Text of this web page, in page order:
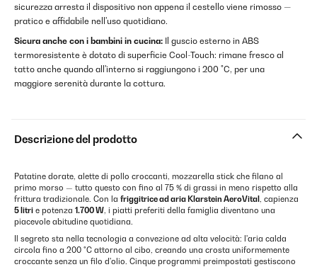
sicurezza arresta il dispositivo non appena il cestello viene rimosso —
pratico e affidabile nell'uso quotidiano.
Sicura anche con i bambini in cucina: Il guscio esterno in ABS
termoresistente è dotato di superficie Cool-Touch: rimane fresco al
tatto anche quando all'interno si raggiungono i 200 °C, per una
maggiore serenità durante la cottura.
Descrizione del prodotto
Patatine dorate, alette di pollo croccanti, mozzarella stick che filano al
primo morso — tutto questo con fino al 75 % di grassi in meno rispetto alla
frittura tradizionale. Con la friggitrice ad aria Klarstein AeroVital , capienza
5 litri e potenza 1.700 W, i piatti preferiti della famiglia diventano una
piacevole abitudine quotidiana.
Il segreto sta nella tecnologia a convezione ad alta velocità: l'aria calda
circola fino a 200 °C attorno al cibo, creando una crosta uniformemente
croccante senza un filo d'olio. Cinque programmi preimpostati gestiscono